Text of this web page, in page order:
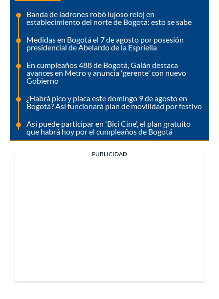
Banda de ladrones robó lujoso reloj en
establecimiento del norte de Bogotá: esto se sabe
Medidas en Bogotá el 7 de agosto por posesión
presidencial de Abelardo de la Espriella
En cumpleaños 488 de Bogotá, Galán destaca
avances en Metro y anuncia 'gerente' con nuevo
Gobierno
¿Habrá pico y placa este domingo 9 de agosto en
Bogotá? Así funcionará plan de movilidad por festivo
Así puede participar en 'Bici Cine', el plan gratuito
que habrá hoy por el cumpleaños de Bogotá
PUBLICIDAD